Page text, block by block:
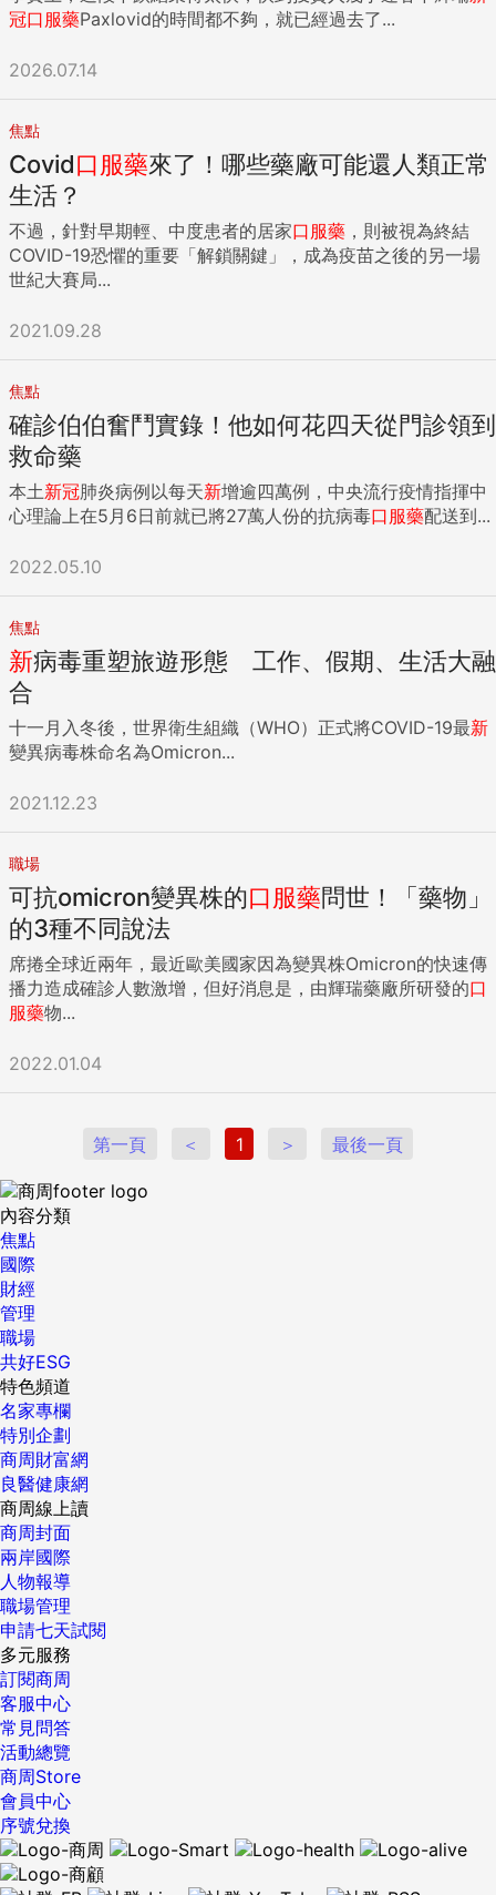
冠口服藥Paxlovid的時間都不夠，就已經過去了...
2026.07.14
焦點
Covid口服藥來了！哪些藥廠可能還人類正常
生活？
不過，針對早期輕、中度患者的居家口服藥 ，則被視為終結
COVID-19恐懼的重要「解鎖關鍵」，成為疫苗之後的另一場
世紀大賽局...
2021.09.28
焦點
確診伯伯奮鬥實錄！他如何花四天從門診領到
救命藥
本土新冠肺炎病例以每天新增逾四萬例，中央流行疫情指揮中
心理論上在5月6日前就已將27萬人份的抗病毒口服藥配送到...
2022.05.10
焦點
新病毒重塑旅遊形態 工作、假期、生活大融
合
十一月入冬後，世界衛生組織（WHO）正式將COVID-19最新
變異病毒株命名為Omicron...
2021.12.23
職場
可抗omicron變異株的口服藥問世！「藥物」
的3種不同說法
席捲全球近兩年，最近歐美國家因為變異株Omicron的快速傳
播力造成確診人數激增，但好消息是，由輝瑞藥廠所研發的口
服藥物...
2022.01.04
第一頁 ＜ 1 ＞ 最後一頁
內容分類
焦點
國際
財經
管理
職場
共好ESG
特色頻道
名家專欄
特別企劃
商周財富網
良醫健康網
商周線上讀
商周封面
兩岸國際
人物報導
職場管理
申請七天試閱
多元服務
訂閱商周
客服中心
常見問答
活動總覽
商周Store
會員中心
序號兌換